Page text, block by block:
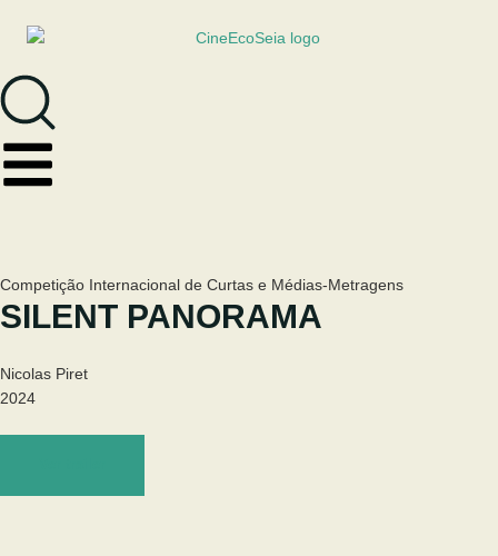
Competição Internacional de Curtas e Médias-Metragens
SILENT PANORAMA
Nicolas Piret
2024